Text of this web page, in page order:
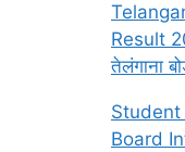
Result
तेलंगाना
Student
Board